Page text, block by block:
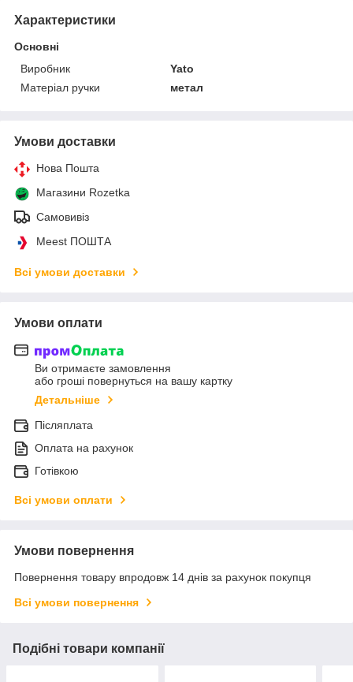
Характеристики
Основні
Виробник
Yato
Матеріал ручки
метал
Умови доставки
Нова Пошта
Магазини Rozetka
Самовивіз
Meest ПОШТА
Всі умови доставки
Умови оплати
Ви отримаєте замовлення
або гроші повернуться на вашу картку
Детальніше
Післяплата
Оплата на рахунок
Готівкою
Всі умови оплати
Умови повернення
Повернення товару впродовж 14 днів за рахунок покупця
Всі умови повернення
Подібні товари компанії